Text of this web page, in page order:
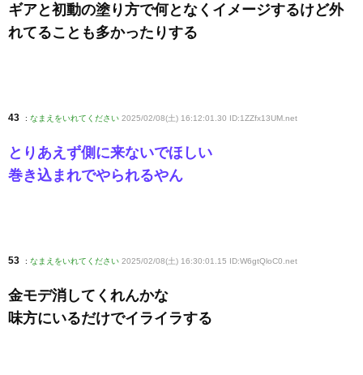
ギアと初動の塗り方で何となくイメージするけど外
れてることも多かったりする
43 : なまえをいれてください 2025/02/08(土) 16:12:01.30 ID:1ZZfx13UM .net
とりあえず側に来ないでほしい
巻き込まれでやられるやん
53 : なまえをいれてください 2025/02/08(土) 16:30:01.15 ID:W6gtQloC0 .net
金モデ消してくれんかな
味方にいるだけでイライラする